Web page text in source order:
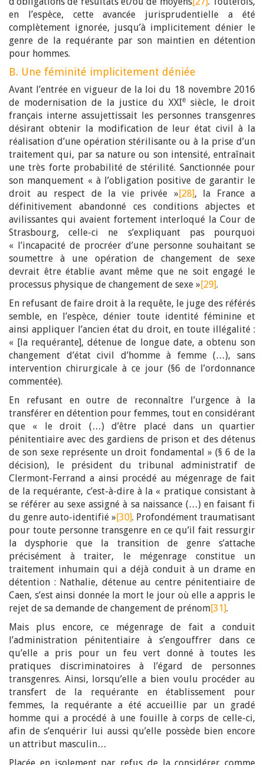
en l’espèce, cette avancée jurisprudentielle a été
complètement ignorée, jusqu’à implicitement dénier le
genre de la requérante par son maintien en détention
pour hommes.
B. Une féminité implicitement déniée
Avant l’entrée en vigueur de la loi du 18 novembre 2016
de modernisation de la justice du XXIe siècle, le droit
français interne assujettissait les personnes transgenres
désirant obtenir la modification de leur état civil à la
réalisation d’une opération stérilisante ou à la prise d’un
traitement qui, par sa nature ou son intensité, entraînait
une très forte probabilité de stérilité. Sanctionnée pour
son manquement « à l’obligation positive de garantir le
droit au respect de la vie privée »[28], la France a
définitivement abandonné ces conditions abjectes et
avilissantes qui avaient fortement interloqué la Cour de
Strasbourg, celle-ci ne s’expliquant pas pourquoi
« l’incapacité de procréer d’une personne souhaitant se
soumettre à une opération de changement de sexe
devrait être établie avant même que ne soit engagé le
processus physique de changement de sexe »[29].
En refusant de faire droit à la requête, le juge des référés
semble, en l’espèce, dénier toute identité féminine et
ainsi appliquer l’ancien état du droit, en toute illégalité :
« [la requérante], détenue de longue date, a obtenu son
changement d’état civil d’homme à femme (…), sans
intervention chirurgicale à ce jour (§6 de l’ordonnance
commentée).
En refusant en outre de reconnaître l’urgence à la
transférer en détention pour femmes, tout en considérant
que « le droit (…) d’être placé dans un quartier
pénitentiaire avec des gardiens de prison et des détenus
de son sexe représente un droit fondamental » (§ 6 de la
décision), le président du tribunal administratif de
Clermont-Ferrand a ainsi procédé au mégenrage de fait
de la requérante, c’est-à-dire à la « pratique consistant à
se référer au sexe assigné à sa naissance (…) en faisant fi
du genre auto-identifié »[30]. Profondément traumatisant
pour toute personne transgenre en ce qu’il fait ressurgir
la dysphorie que la transition de genre s’attache
précisément à traiter, le mégenrage constitue un
traitement inhumain qui a déjà conduit à un drame en
détention : Nathalie, détenue au centre pénitentiaire de
Caen, s’est ainsi donnée la mort le jour où elle a appris le
rejet de sa demande de changement de prénom[31].
Mais plus encore, ce mégenrage de fait a conduit
l’administration pénitentiaire à s’engouffrer dans ce
qu’elle a pris pour un feu vert donné à toutes les
pratiques discriminatoires à l’égard de personnes
transgenres. Ainsi, lorsqu’elle a bien voulu procéder au
transfert de la requérante en établissement pour
femmes, la requérante a été accueillie par un gradé
homme qui a procédé à une fouille à corps de celle-ci,
afin de s’enquérir lui aussi qu’elle possède bien encore
un attribut masculin…